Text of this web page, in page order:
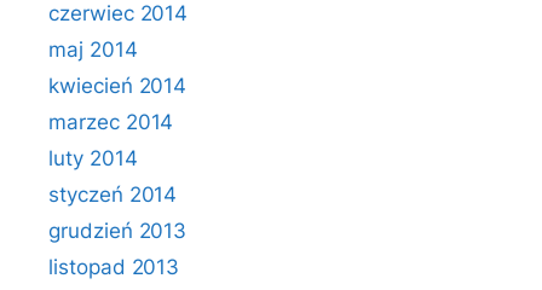
czerwiec 2014
maj 2014
kwiecień 2014
marzec 2014
luty 2014
styczeń 2014
grudzień 2013
listopad 2013